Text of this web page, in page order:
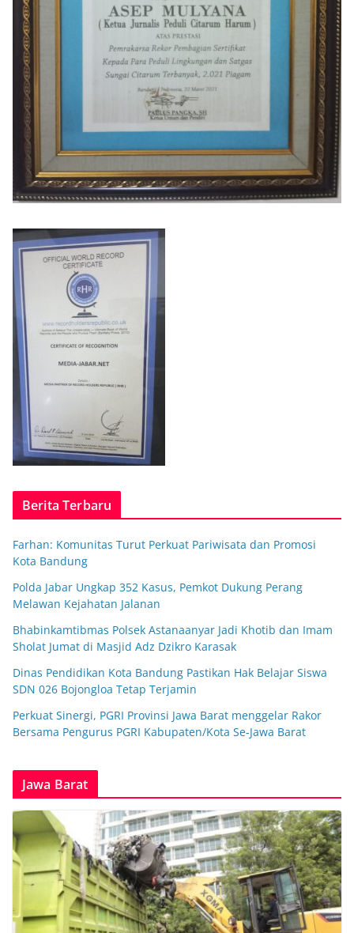
Berita Terbaru
Farhan: Komunitas Turut Perkuat Pariwisata dan Promosi
Kota Bandung
Polda Jabar Ungkap 352 Kasus, Pemkot Dukung Perang
Melawan Kejahatan Jalanan
Bhabinkamtibmas Polsek Astanaanyar Jadi Khotib dan Imam
Sholat Jumat di Masjid Adz Dzikro Karasak
Dinas Pendidikan Kota Bandung Pastikan Hak Belajar Siswa
SDN 026 Bojongloa Tetap Terjamin
Perkuat Sinergi, PGRI Provinsi Jawa Barat menggelar Rakor
Bersama Pengurus PGRI Kabupaten/Kota Se-Jawa Barat
Jawa Barat